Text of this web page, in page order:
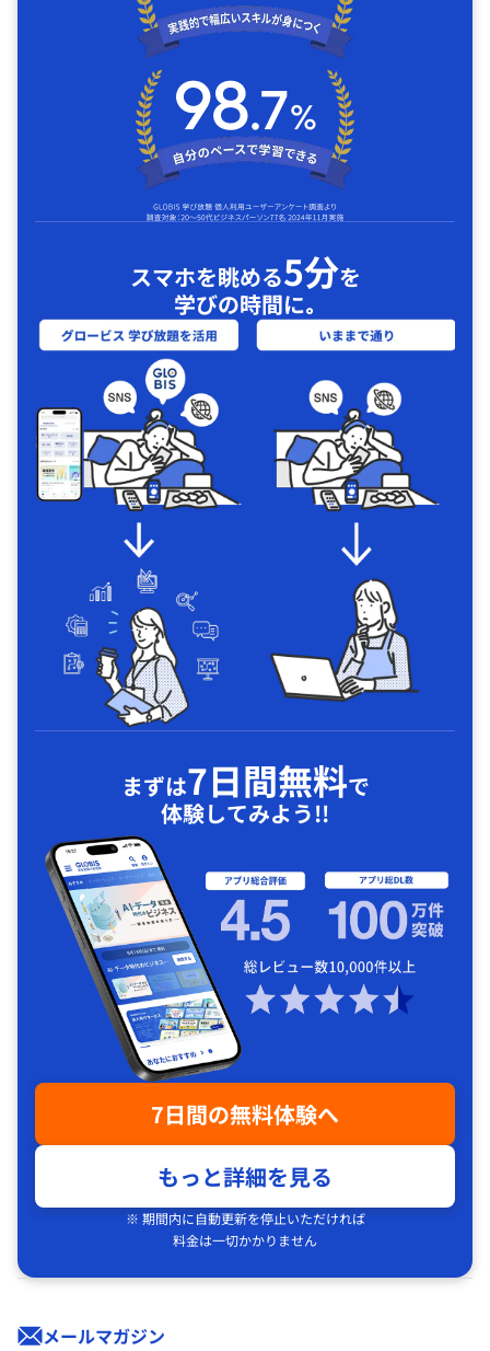
スマホを眺める5分を
学びの時間に｡
まずは7日間無料で
体験してみよう!!
7日間の無料体験へ
もっと詳細を見る
※ 期間内に自動更新を停止いただければ
料金は一切かかりません
メールマガジン